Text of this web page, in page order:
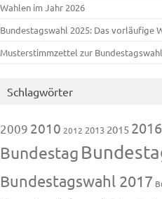
Wahlen im Jahr 2026
Bundestagswahl 2025: Das vorläufige
Musterstimmzettel zur
Schlagwörter
2009 2010 2012 2013 2015 2016
Bundestag
Bundestagswahl 2017